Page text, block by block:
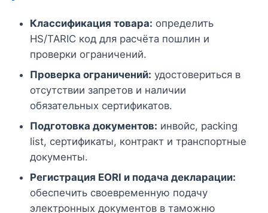
Классификация товара: определить
HS/TARIC код для расчёта пошлин и
проверки ограничений.
Проверка ограничений: удостовериться в
отсутствии запретов и наличии
обязательных сертификатов.
Подготовка документов: инвойс, packing
list, сертификаты, контракт и транспортные
документы.
Регистрация EORI и подача декларации:
обеспечить своевременную подачу
электронных документов в таможню